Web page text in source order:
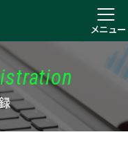
メニュー